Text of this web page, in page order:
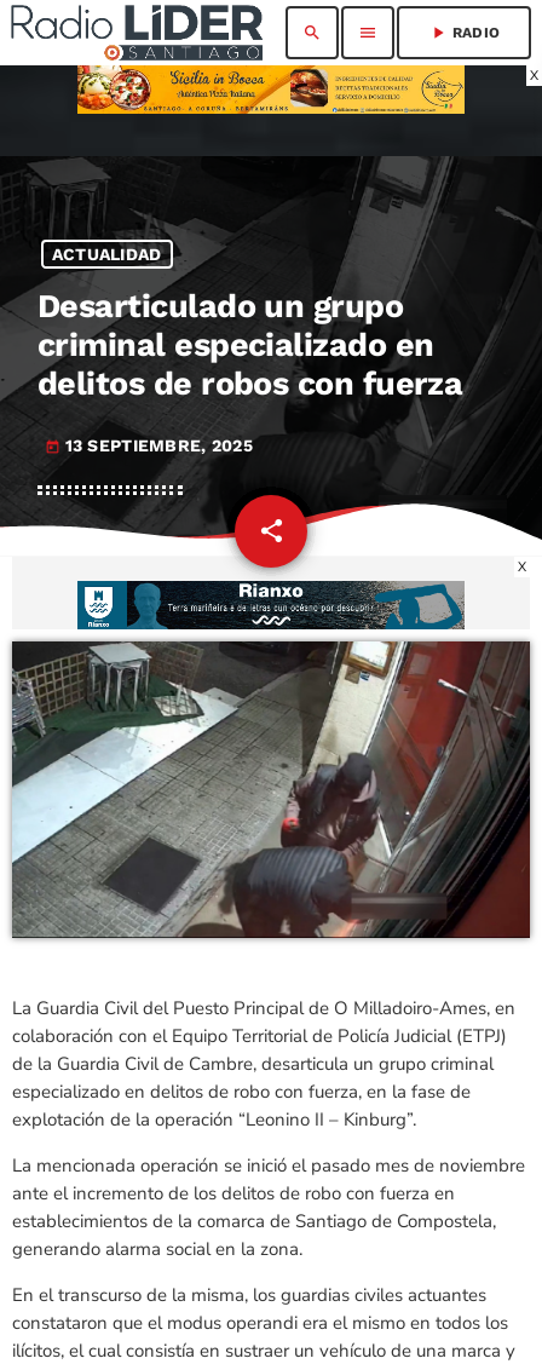
X
search menu play_arrow RADIO
ACTUALIDAD
Desarticulado un grupo
criminal especializado en
delitos de robos con fuerza
today 13 SEPTIEMBRE, 2025
share
email
X
La Guardia Civil del Puesto Principal de O Milladoiro-Ames, en
colaboración con el Equipo Territorial de Policía Judicial (ETPJ)
de la Guardia Civil de Cambre, desarticula un grupo criminal
especializado en delitos de robo con fuerza, en la fase de
explotación de la operación “Leonino II – Kinburg”.
La mencionada operación se inició el pasado mes de noviembre
ante el incremento de los delitos de robo con fuerza en
establecimientos de la comarca de Santiago de Compostela,
generando alarma social en la zona.
En el transcurso de la misma, los guardias civiles actuantes
constataron que el modus operandi era el mismo en todos los
ilícitos, el cual consistía en sustraer un vehículo de una marca y